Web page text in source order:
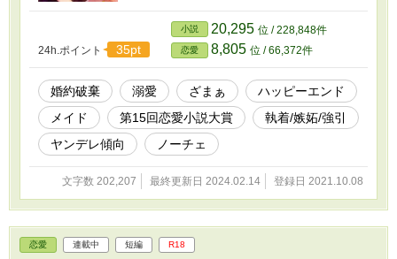
くつきの公爵家でのメイドの仕事だった。 後日
面接を受けに行くと、即採用が決まる。 公爵で
あるアルフォンスは以前ラウラを夜会で見かけ
たことがあるという。 最初は怖い人だと思って
恐れていたラウラだったが、実際接してみると
噂とは全然違った。 アルフォンスは、やたらと
ラウラには甘く、いつでも優しく接してくれ
る。 そして婚約が無くなった話や、家を追い出
された話をするとアルフォンスは「それなら本
気で口説いても問題ないよな？」と言ってラウ
ラを口説き倒し、強引に奪っていく。 ＊＊補足
説明＊＊ Ｒ18作品です。ご注意ください。 基本
的に前戯～本番※（キスや軽いスキンシップ等
にはつけてません） 後半は裏少し多め。 無理矢
理まではいきませんが強引多めです。苦手な方
24h.ポイント 35pt
小説 20,295 位 / 228,848件
恋愛 8,805 位 / 66,372件
婚約破棄 溺愛 ざまぁ
ハッピーエンド
メイド
第15回恋愛小説大賞
執着/嫉妬/強引
ヤンデレ傾向
ノーチェ
文字数 202,207 最終更新日 2024.02.14 登録日 2021.10.08
恋愛 連載中 短編 R18